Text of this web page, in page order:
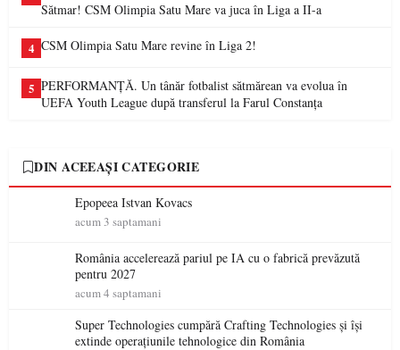
Sătmar! CSM Olimpia Satu Mare va juca în Liga a II-a
4 CSM Olimpia Satu Mare revine în Liga 2!
5 PERFORMANȚĂ. Un tânăr fotbalist sătmărean va evolua în
UEFA Youth League după transferul la Farul Constanța
DIN ACEEAȘI CATEGORIE
Epopeea Istvan Kovacs
acum 3 saptamani
România accelerează pariul pe IA cu o fabrică prevăzută
pentru 2027
acum 4 saptamani
Super Technologies cumpără Crafting Technologies și își
extinde operațiunile tehnologice din România